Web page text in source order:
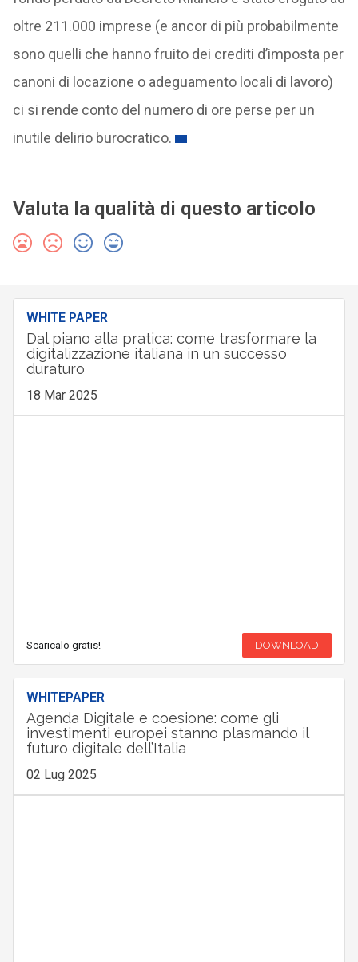
oltre 211.000 imprese (e ancor di più probabilmente
sono quelli che hanno fruito dei crediti d’imposta per
canoni di locazione o adeguamento locali di lavoro)
ci si rende conto del numero di ore perse per un
inutile delirio burocratico.
Valuta la qualità di questo articolo
WHITE PAPER
Dal piano alla pratica: come trasformare la
digitalizzazione italiana in un successo
duraturo
18 Mar 2025
Scaricalo gratis! DOWNLOAD
WHITEPAPER
Agenda Digitale e coesione: come gli
investimenti europei stanno plasmando il
futuro digitale dell’Italia
02 Lug 2025